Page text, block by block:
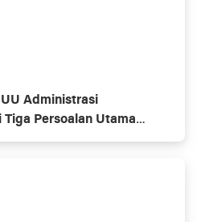
Administrasi
Tiga Persoalan Utama